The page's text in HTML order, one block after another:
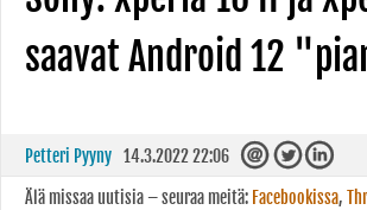
saavat Android 12
Petteri Pyyny 14.3.2022 22:06
Älä missaa uutisia – seuraa meitä: Facebookissa,